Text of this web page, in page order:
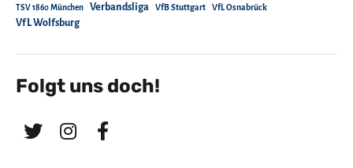
TSV 1860 München Verbandsliga VfB Stuttgart VfL Osnabrück
VfL Wolfsburg
Folgt uns doch!